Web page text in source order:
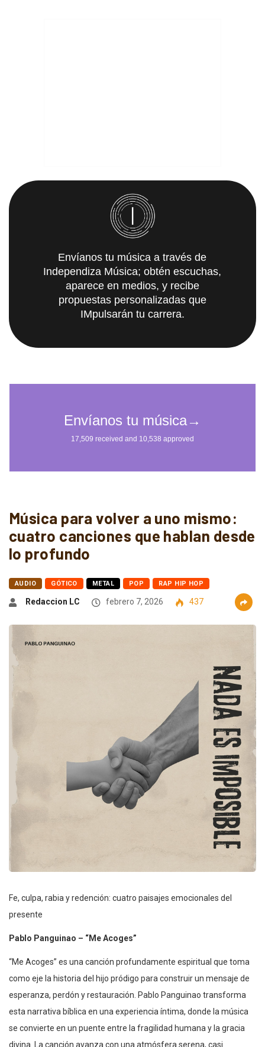
Envíanos tu música a través de
Independiza Música; obtén escuchas,
aparece en medios, y recibe
propuestas personalizadas que
IMpulsarán tu carrera.
Música para volver a uno mismo:
cuatro canciones que hablan desde
lo profundo
AUDIO GÓTICO METAL POP RAP HIP HOP
Redaccion LC febrero 7, 2026 437
Fe, culpa, rabia y redención: cuatro paisajes emocionales del
presente
Pablo Panguinao – “Me Acoges”
“Me Acoges” es una canción profundamente espiritual que toma
como eje la historia del hijo pródigo para construir un mensaje de
esperanza, perdón y restauración. Pablo Panguinao transforma
esta narrativa bíblica en una experiencia íntima, donde la música
se convierte en un puente entre la fragilidad humana y la gracia
divina. La canción avanza con una atmósfera serena, casi